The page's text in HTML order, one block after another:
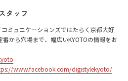
タッフ
ミュニケーションズではたらく京都大好
番から穴場まで、幅広いKYOTOの情報をお
www.facebook.com/digistylekyoto/